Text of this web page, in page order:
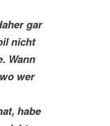
gar
nicht
Wann
wer
habe